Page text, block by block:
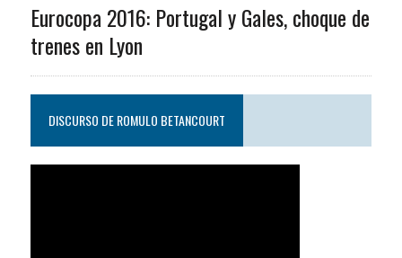
Eurocopa 2016: Portugal y Gales, choque de
trenes en Lyon
DISCURSO DE ROMULO BETANCOURT